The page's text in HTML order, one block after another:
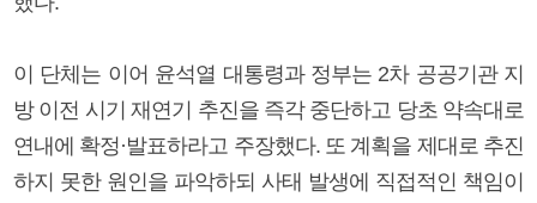
이 단체는 이어 윤석열 대통령과 정부는 2차 공공기관 지
방 이전 시기 재연기 추진을 즉각 중단하고 당초 약속대로
연내에 확정·발표하라고 주장했다. 또 계획을 제대로 추진
하지 못한 원인을 파악하되 사태 발생에 직접적인 책임이